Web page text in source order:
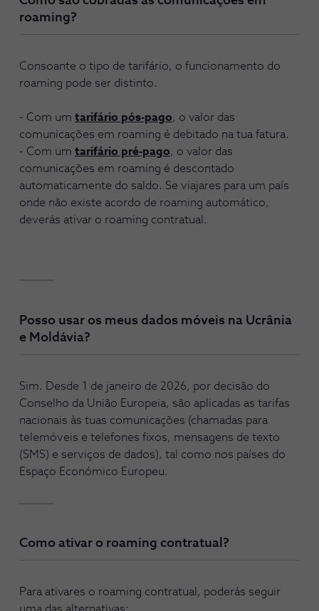
roaming?
Consoante o tipo de tarifário, o funcionamento do
roaming pode ser distinto.
- Com um tarifário pós-pago, o valor das
comunicações em roaming é debitado na tua fatura.
- Com um tarifário pré-pago, o valor das
comunicações em roaming é descontado
automaticamente do saldo. Se viajares para um país
onde não existe acordo de roaming automático,
deverás ativar o roaming contratual.
Posso usar os meus dados móveis na Ucrânia
e Moldávia?
Sim. Desde 1 de janeiro de 2026, por decisão do
Conselho da União Europeia, são aplicadas as tarifas
nacionais às tuas comunicações (chamadas para
telemóveis e telefones fixos, mensagens de texto
(SMS) e serviços de dados), tal como nos países do
Espaço Económico Europeu.
Como ativar o roaming contratual?
Para ativares o roaming contratual, poderás seguir